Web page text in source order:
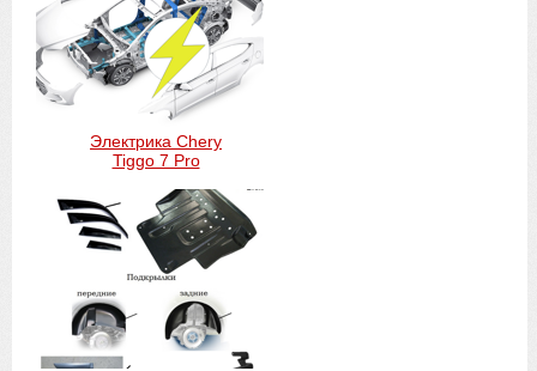
Электрика Chery
Tiggo 7 Pro